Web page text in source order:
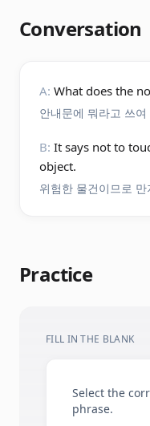
Conversation
A: What does the
안내문에 뭐라고 쓰여
B: It says not to
object.
위험한 물건이므로
Practice
FILL IN THE BLANK
Select the
phrase.